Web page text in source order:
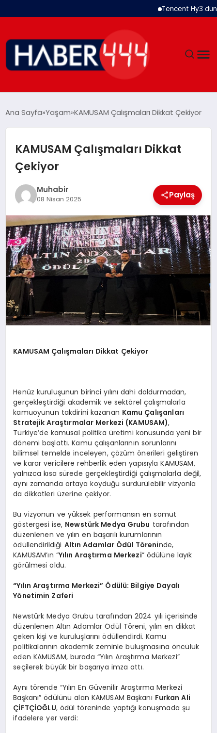
Tencent Hy3 dünya
SIYASET
DÜNYA
SPOR
TEKNOLOJI
MAGAZIN
EGITIM
YAŞAM
Ana Sayfa Yaşam KAMUSAM Çalışmaları Dikkat Çekiyor
KAMUSAM Çalışmaları Dikkat
Çekiyor
Muhabir
08 Nisan 2025 Paylaş
KAMUSAM Çalışmaları Dikkat Çekiyor
Henüz kuruluşunun birinci yılını dahi doldurmadan,
gerçekleştirdiği akademik ve sektörel çalışmalarla
kamuoyunun takdirini kazanan Kamu Çalışanları
Stratejik Araştırmalar Merkezi (KAMUSAM),
Türkiye’de kamusal politika üretimi konusunda yeni bir
dönemi başlattı. Kamu çalışanlarının sorunlarını
bilimsel temelde inceleyen, çözüm önerileri geliştiren
ve karar vericilere rehberlik eden yapısıyla KAMUSAM,
yalnızca kısa sürede gerçekleştirdiği çalışmalarla değil,
aynı zamanda ortaya koyduğu sürdürülebilir vizyonla
da dikkatleri üzerine çekiyor.
Bu vizyonun ve yüksek performansın en somut
göstergesi ise, Newstürk Medya Grubu tarafından
düzenlenen ve yılın en başarılı kurumlarının
ödüllendirildiği Altın Adamlar Ödül Töreninde,
KAMUSAM’ın “Yılın Araştırma Merkezi” ödülüne layık
görülmesi oldu.
“Yılın Araştırma Merkezi” Ödülü: Bilgiye Dayalı
Yönetimin Zaferi
Newstürk Medya Grubu tarafından 2024 yılı içerisinde
düzenlenen Altın Adamlar Ödül Töreni, yılın en dikkat
çeken kişi ve kuruluşlarını ödüllendirdi. Kamu
politikalarının akademik zeminle buluşmasına öncülük
eden KAMUSAM, burada “Yılın Araştırma Merkezi”
seçilerek büyük bir başarıya imza attı.
Aynı törende “Yılın En Güvenilir Araştırma Merkezi
Başkanı” ödülünü alan KAMUSAM Başkanı Furkan Ali
ÇİFTÇİOĞLU, ödül töreninde yaptığı konuşmada şu
ifadelere yer verdi: